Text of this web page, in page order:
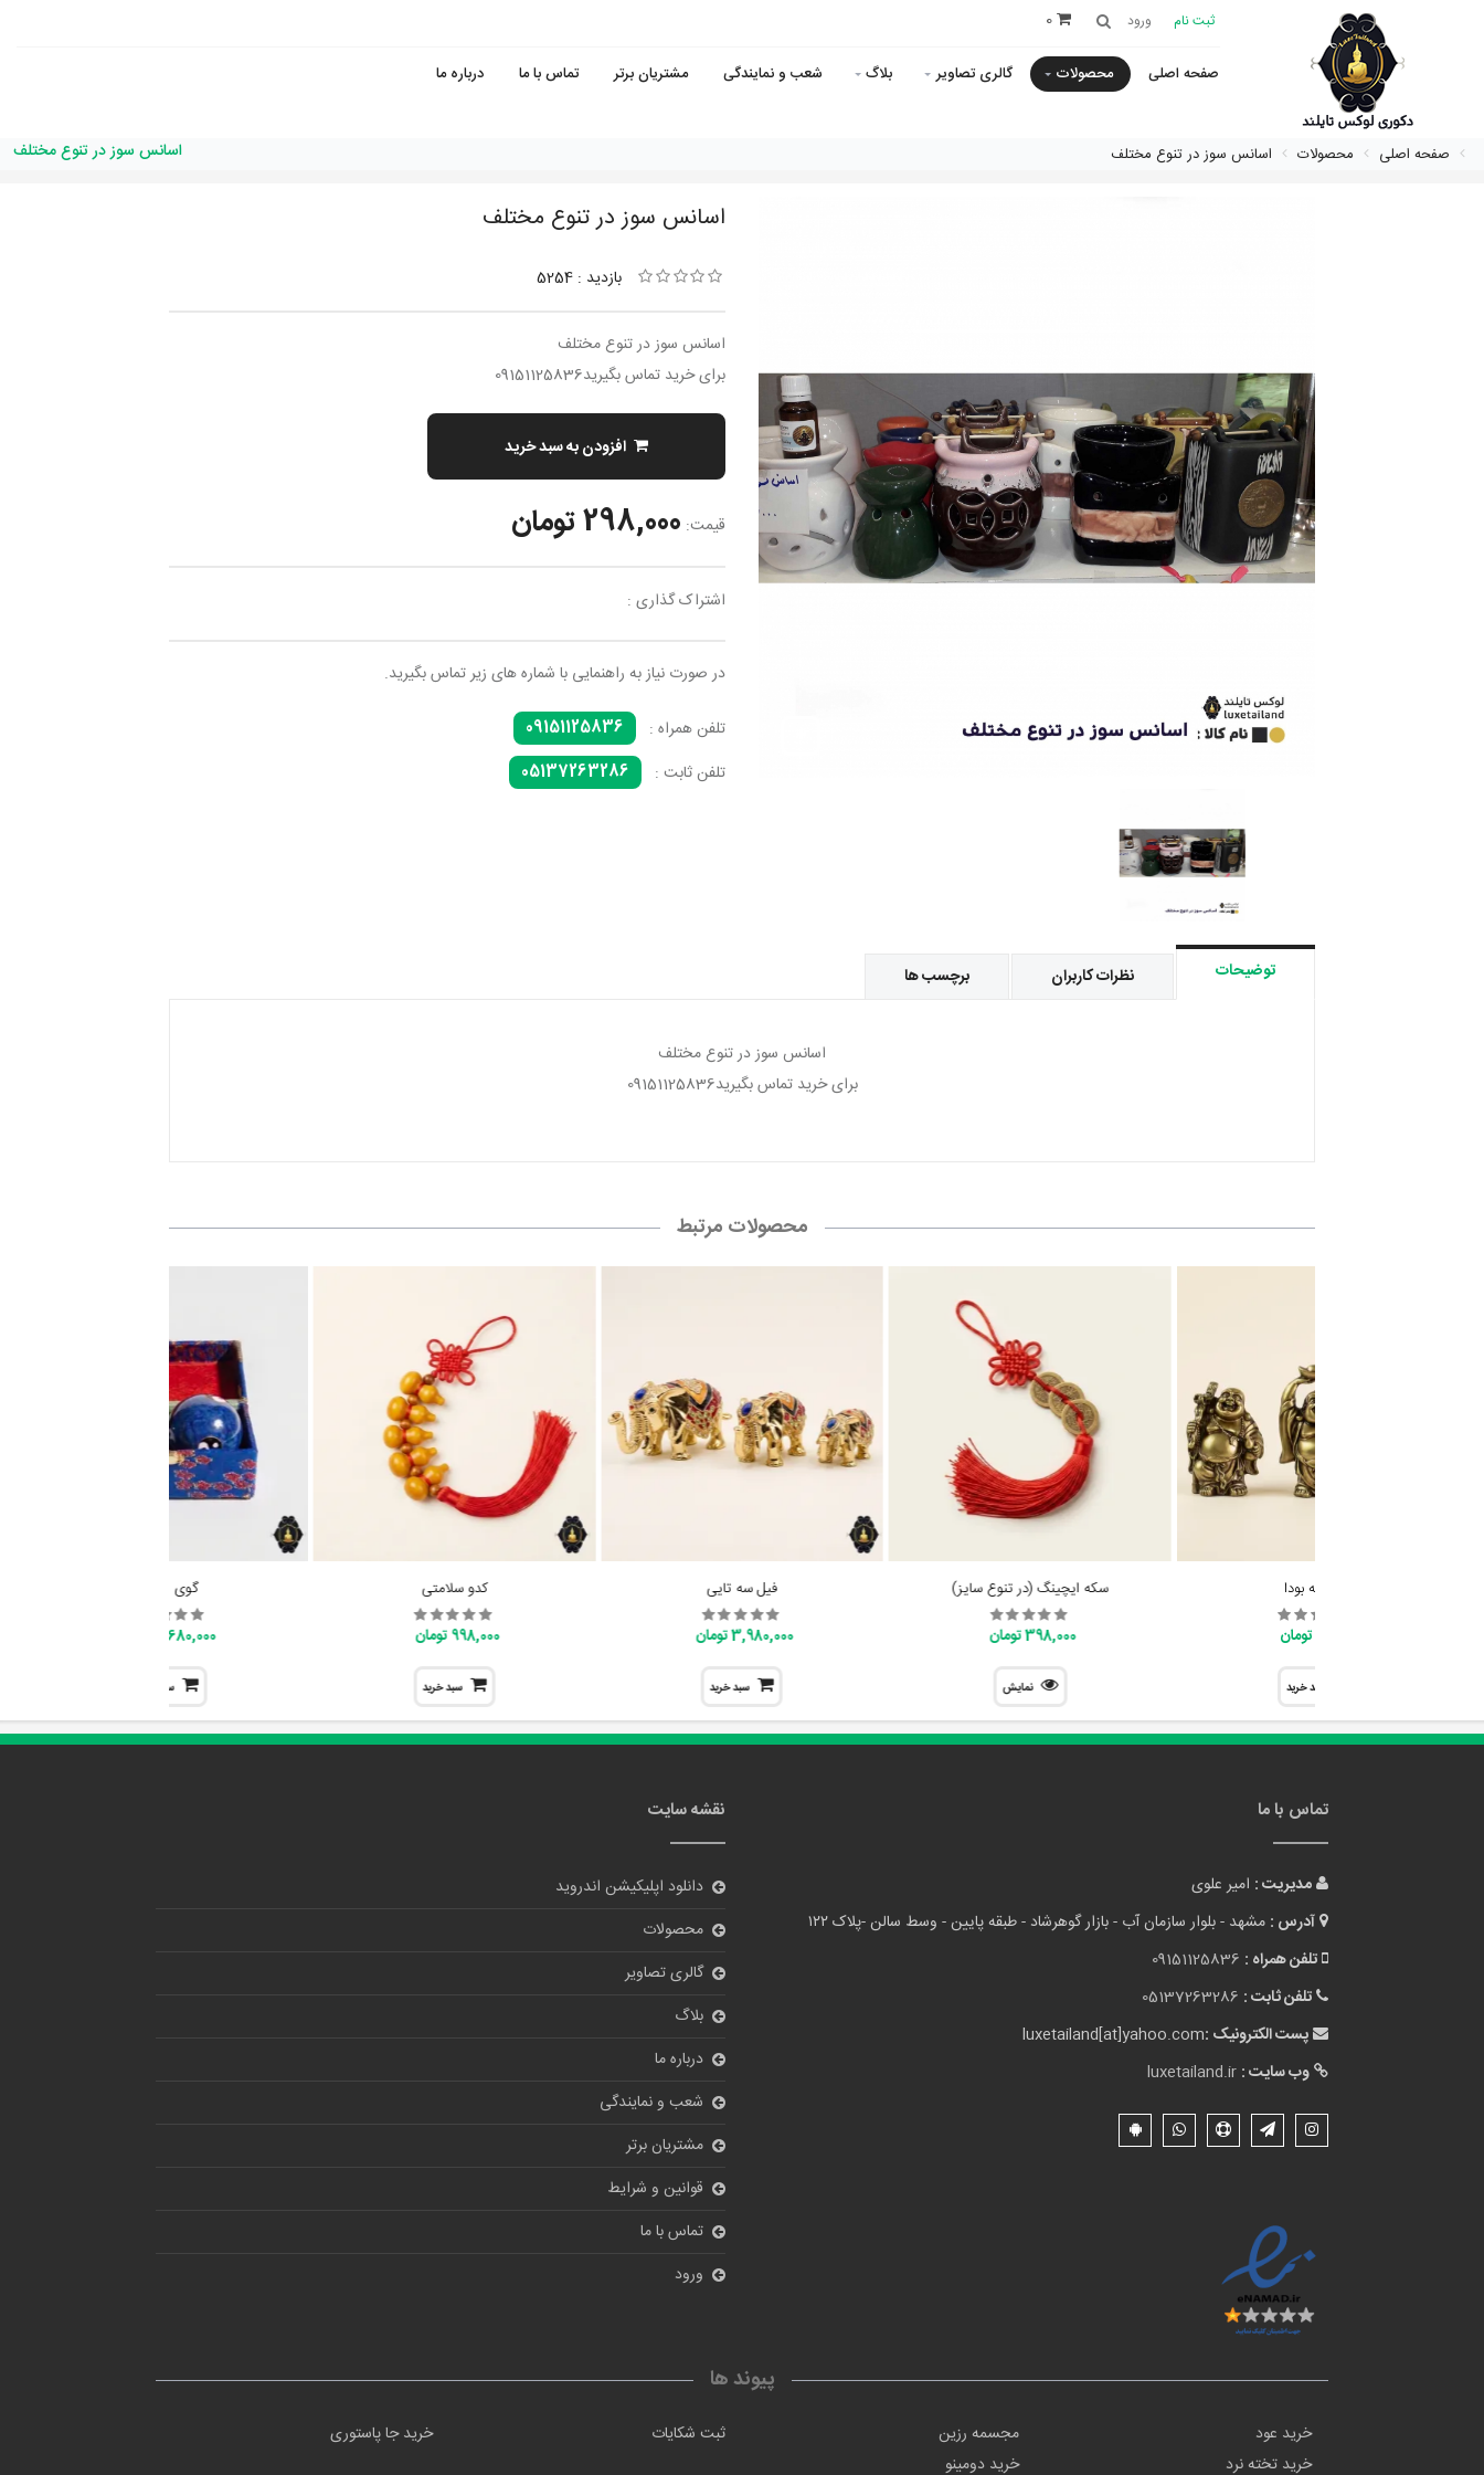
ثبت نام ورود 0
صفحه اصلی محصولات گالری تصاویر بلاگ شعب و نمایندگی مشتریان برتر تماس با ما درباره ما
صفحه اصلی محصولات اسانس سوز در تنوع مختلف اسانس سوز در تنوع مختلف
اسانس سوز در تنوع مختلف
بازدید : 5254
اسانس سوز در تنوع مختلف
برای خرید تماس بگیرید09151125836
افزودن به سبد خرید
قیمت: 298,000 تومان
اشتراک گذاری :
در صورت نیاز به راهنمایی با شماره های زیر تماس بگیرید.
تلفن همراه :
09151125836
تلفن ثابت :
05137263286
توضیحات نظرات کاربران برچسب ها
اسانس سوز در تنوع مختلف
برای خرید تماس بگیرید09151125836
محصولات مرتبط
مجسمه بودا
سبد خرید
سکه ایچینگ (در تنوع سایز)
398,000 تومان
نمایش
فیل سه تایی
3,980,000 تومان
سبد خرید
کدو سلامتی
998,000 تومان
سبد خرید
گوی ارامش
1,680,000 تومان
سبد خرید
تماس با ما
مدیریت : امیر علوی
آدرس : مشهد - بلوار سازمان آب - بازار گوهرشاد - طبقه پایین - وسط سالن -پلاک ۱۲۲
تلفن همراه : 09151125836
تلفن ثابت : 05137263286
پست الکترونیک :luxetailand[at]yahoo.com
وب سایت : luxetailand.ir
نقشه سایت
دانلود اپلیکیشن اندروید
محصولات
گالری تصاویر
بلاگ
درباره ما
شعب و نمایندگی
مشتریان برتر
قوانین و شرایط
تماس با ما
ورود
پیوند ها
خرید عود مجسمه رزین ثبت شکایات
خرید جا پاستوری
خرید تخته نرد
خرید دومینو